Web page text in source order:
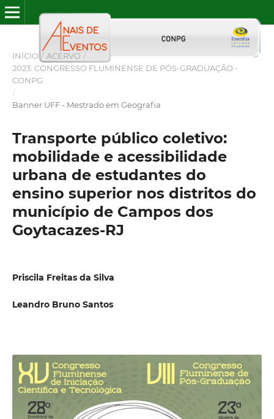
INÍCIO / ACERVO /
2023: CONGRESSO FLUMINENSE DE PÓS-GRADUAÇÃO -
CONPG
/
Banner UFF - Mestrado em Geografia
Transporte público coletivo:
mobilidade e acessibilidade
urbana de estudantes do
ensino superior nos distritos do
município de Campos dos
Goytacazes-RJ
Priscila Freitas da Silva
Leandro Bruno Santos